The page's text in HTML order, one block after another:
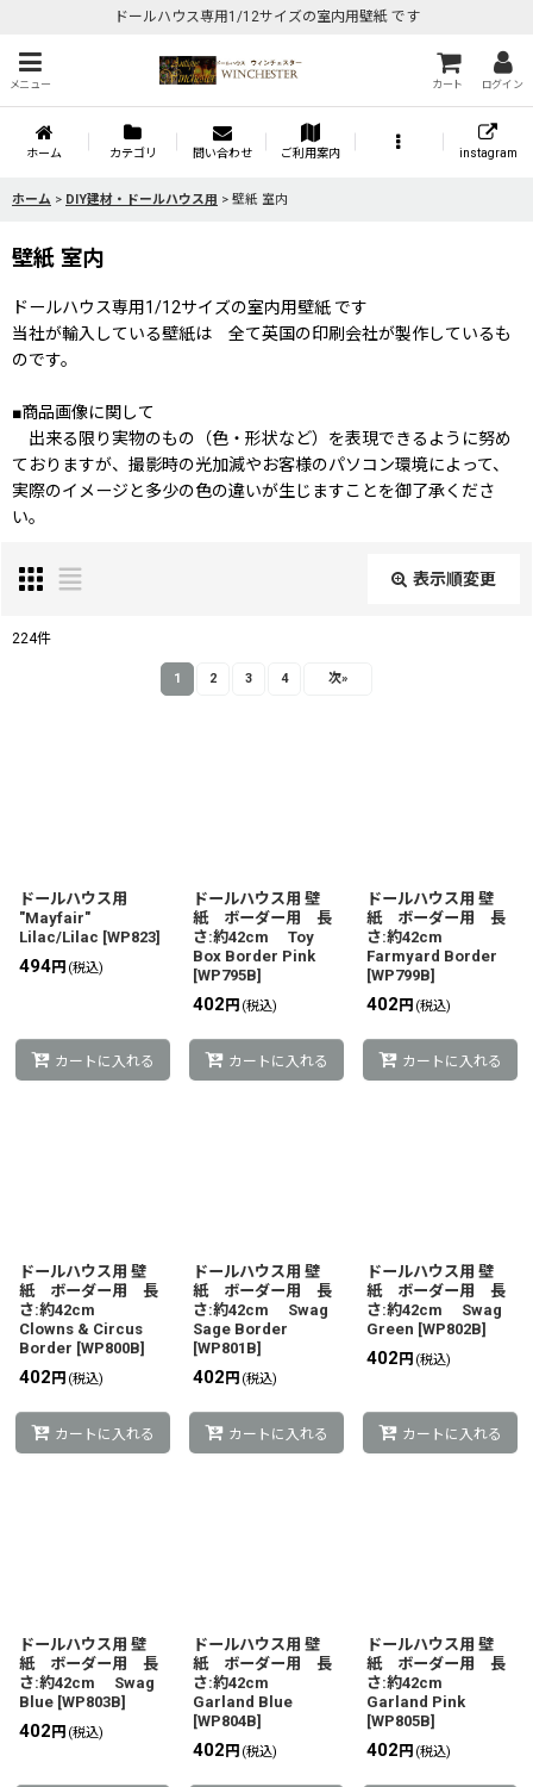
ドールハウス専用1/12サイズの室内用壁紙 です
メニュー カート ログイン
ホーム カテゴリ 問い合わせ ご利用案内 instagram
ホーム > DIY建材・ドールハウス用 > 壁紙 室内
壁紙 室内
ドールハウス専用1/12サイズの室内用壁紙 です
当社が輸入している壁紙は 全て英国の印刷会社が製作しているも
のです。
■商品画像に関して
出来る限り実物のもの（色・形状など）を表現できるように努め
ておりますが、撮影時の光加減やお客様のパソコン環境によって、
実際のイメージと多少の色の違いが生じますことを御了承くださ
い。
表示順変更
224件
1 2 3 4 次»
ドールハウス用
"Mayfair"
Lilac/Lilac [WP823]
494円 (税込)
カートに入れる
ドールハウス用 壁
紙 ボーダー用 長
さ:約42cm Toy
Box Border Pink
[WP795B]
402 円 (税込)
カートに入れる
ドールハウス用 壁
紙 ボーダー用 長
さ:約42cm
Farmyard Border
[WP799B]
402 円 (税込)
カートに入れる
ドールハウス用 壁
紙 ボーダー用 長
さ:約42cm
Clowns & Circus
Border [WP800B]
402 円 (税込)
カートに入れる
ドールハウス用 壁
紙 ボーダー用 長
さ:約42cm Swag
Sage Border
[WP801B]
402 円 (税込)
カートに入れる
ドールハウス用 壁
紙 ボーダー用 長
さ:約42cm Swag
Green [WP802B]
402 円 (税込)
カートに入れる
ドールハウス用 壁
紙 ボーダー用 長
さ:約42cm Swag
Blue [WP803B]
402 円 (税込)
ドールハウス用 壁
紙 ボーダー用 長
さ:約42cm
Garland Blue
[WP804B]
402 円 (税込)
ドールハウス用 壁
紙 ボーダー用 長
さ:約42cm
Garland Pink
[WP805B]
402 円 (税込)